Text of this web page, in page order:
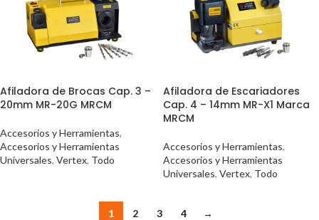
Afiladora de Brocas Cap. 3 –
20mm MR-20G MRCM
Accesorios y Herramientas,
Accesorios y Herramientas
Universales, Vertex, Todo
Afiladora de Escariadores
Cap. 4 – 14mm MR-X1 Marca
MRCM
Accesorios y Herramientas,
Accesorios y Herramientas
Universales, Vertex, Todo
1 2 3 4 →